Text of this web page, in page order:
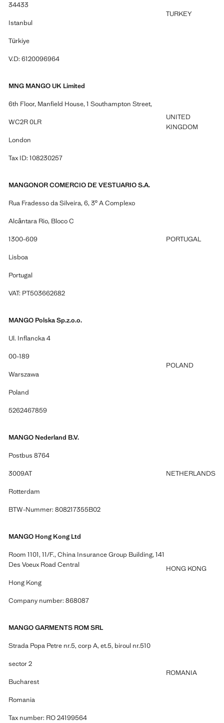
34433
Istanbul
Türkiye
V.D: 6120096964
TURKEY
MNG MANGO UK Limited
6th Floor, Manfield House, 1 Southampton Street,
WC2R 0LR
London
Tax ID: 108230257
UNITED
KINGDOM
MANGONOR COMERCIO DE VESTUARIO S.A.
Rua Fradesso da Silveira, 6, 3º A Complexo
Alcântara Rio, Bloco C
1300-609
Lisboa
Portugal
VAT: PT503662682
PORTUGAL
MANGO Polska Sp.z.o.o.
Ul. Inflancka 4
00-189
Warszawa
Poland
5262467859
POLAND
MANGO Nederland B.V.
Postbus 8764
3009AT
Rotterdam
BTW-Nummer: 808217355B02
NETHERLANDS
MANGO Hong Kong Ltd
Room 1101, 11/F., China Insurance Group Building, 141
Des Voeux Road Central
Hong Kong
Company number: 868087
HONG KONG
MANGO GARMENTS ROM SRL
Strada Popa Petre nr.5, corp A, et.5, biroul nr.510
sector 2
Bucharest
Romania
Tax number: RO 24199564
ROMANIA